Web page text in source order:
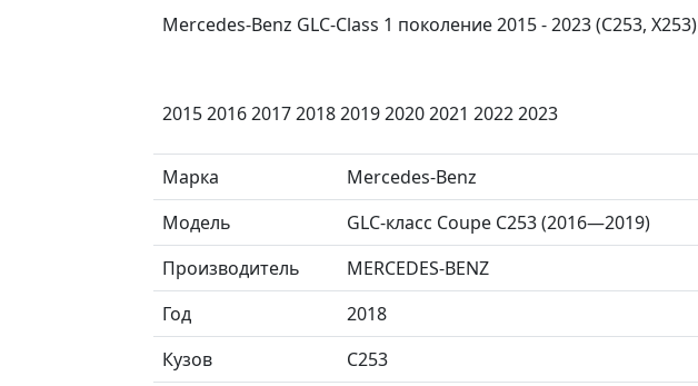
Mercedes-Benz GLC-Class 1 поколение 2015 - 2023 (C253, X253)
2015 2016 2017 2018 2019 2020 2021 2022 2023
Марка
Mercedes-Benz
Модель
GLC-класс Coupe C253 (2016—2019)
Производитель
MERCEDES-BENZ
Год
2018
Кузов
C253